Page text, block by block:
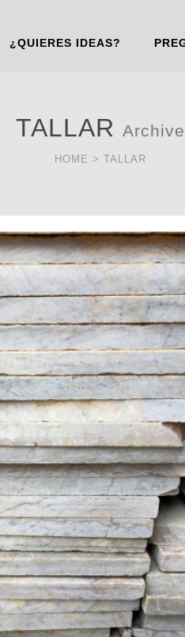
¿QUIERES IDEAS?
TALLAR Archive
HOME > TALLAR